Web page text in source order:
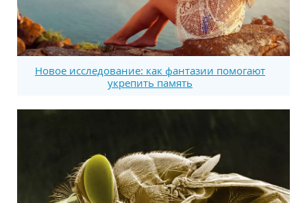
Новое исследование: как фантазии помогают
укрепить память